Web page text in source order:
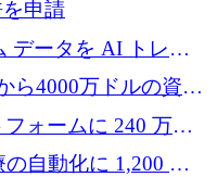
申請
データを AI トレー
万ポンドを獲得
ら4000万ドルの資金
突破
ォームに 240 万ド
自動化に 1,200 万